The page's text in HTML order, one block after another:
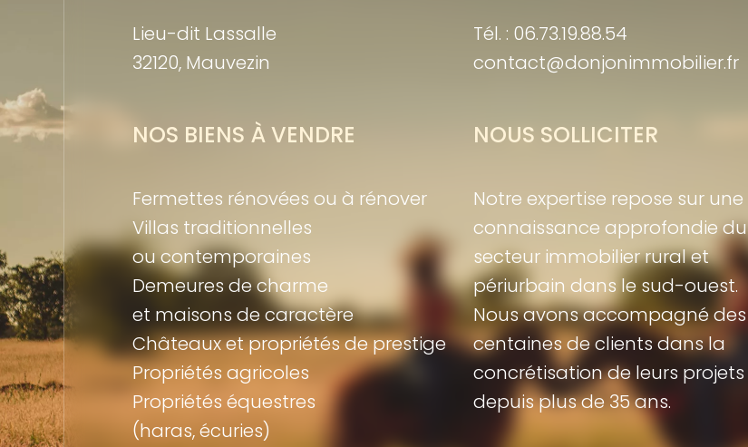
Lieu-dit Lassalle
32120, Mauvezin
NOS BIENS À VENDRE
Fermettes rénovées ou à rénover
Villas traditionnelles
ou contemporaines
Demeures de charme
et maisons de caractère
Châteaux et propriétés de prestige
Propriétés agricoles
Propriétés équestres
(haras, écuries)
Tél. : 06.73.19.88.54
contact@donjonimmobilier.fr
NOUS SOLLICITER
Notre expertise repose sur une
connaissance approfondie du
secteur immobilier rural et
périurbain dans le sud-ouest.
Nous avons accompagné des
centaines de clients dans la
concrétisation de leurs projets
depuis plus de 35 ans.